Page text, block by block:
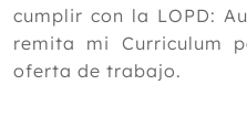
cumplir con la LOPD:
remita mi Curriculum
oferta de trabajo.